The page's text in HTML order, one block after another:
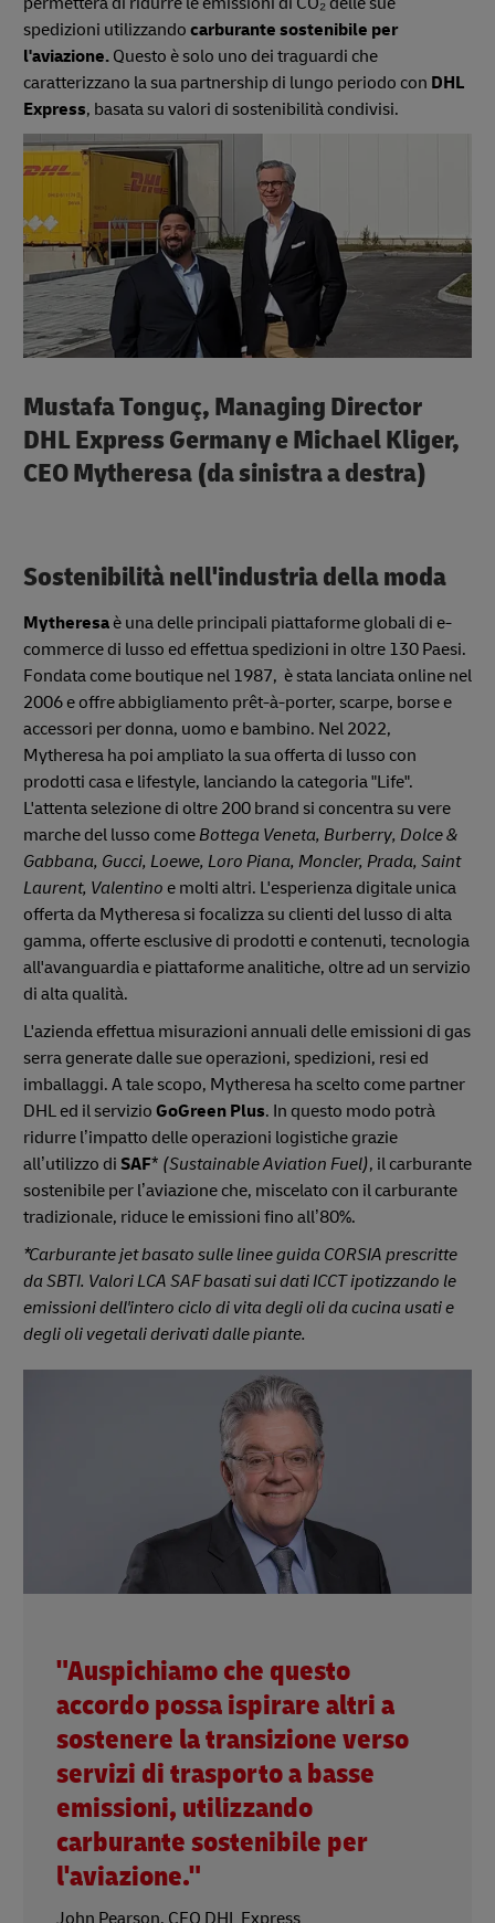
spedizioni utilizzando carburante sostenibile per
l'aviazione. Questo è solo uno dei traguardi che
caratterizzano la sua partnership di lungo periodo con DHL
Express, basata su valori di sostenibilità condivisi.
Mustafa Tonguç, Managing Director
DHL Express Germany e Michael Kliger,
CEO Mytheresa (da sinistra a destra)
Sostenibilità nell'industria della moda
Mytheresa è una delle principali piattaforme globali di e-
commerce di lusso ed effettua spedizioni in oltre 130 Paesi.
Fondata come boutique nel 1987, è stata lanciata online nel
2006 e offre abbigliamento prêt-à-porter, scarpe, borse e
accessori per donna, uomo e bambino. Nel 2022,
Mytheresa ha poi ampliato la sua offerta di lusso con
prodotti casa e lifestyle, lanciando la categoria "Life".
L'attenta selezione di oltre 200 brand si concentra su vere
marche del lusso comeBottega Veneta, Burberry, Dolce &
Gabbana, Gucci, Loewe, Loro Piana, Moncler, Prada, Saint
Laurent, Valentino e molti altri. L'esperienza digitale unica
offerta da Mytheresa si focalizza su clienti del lusso di alta
gamma, offerte esclusive di prodotti e contenuti, tecnologia
all'avanguardia e piattaforme analitiche, oltre ad un servizio
di alta qualità.
L'azienda effettua misurazioni annuali delle emissioni di gas
serra generate dalle sue operazioni, spedizioni, resi ed
imballaggi. A tale scopo, Mytheresa ha scelto come partner
DHL ed il servizio GoGreen Plus. In questo modo potrà
ridurre l’impatto delle operazioni logistiche grazie
all’utilizzo di SAF* (Sustainable Aviation Fuel), il carburante
sostenibile per l’aviazione che, miscelato con il carburante
tradizionale, riduce le emissioni fino all’80%.
*Carburante jet basato sulle linee guida CORSIA prescritte
da SBTI. Valori LCA SAF basati sui dati ICCT ipotizzando le
emissioni dell'intero ciclo di vita degli oli da cucina usati e
degli oli vegetali derivati dalle piante.
"Auspichiamo che questo
accordo possa ispirare altri a
sostenere la transizione verso
servizi di trasporto a basse
emissioni, utilizzando
carburante sostenibile per
l'aviazione."